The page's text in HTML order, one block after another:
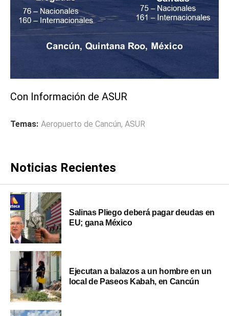
Con Información de ASUR
Temas: Aeropuerto de Cancún, ASUR
Noticias Recientes
Salinas Pliego deberá pagar deudas en
EU; gana México
Ejecutan a balazos a un hombre en un
local de Paseos Kabah, en Cancún